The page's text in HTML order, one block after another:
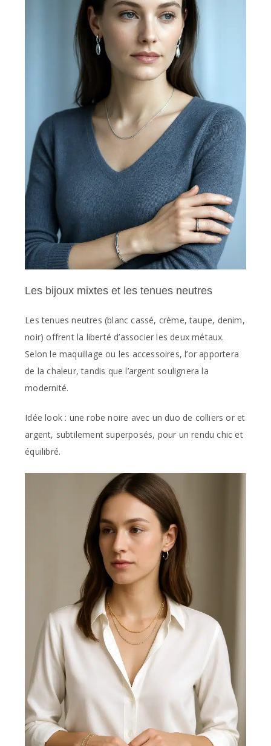
Les bijoux mixtes et les tenues neutres
Les tenues neutres (blanc cassé, crème, taupe, denim,
noir) offrent la liberté d’associer les deux métaux.
Selon le maquillage ou les accessoires, l’or apportera
de la chaleur, tandis que l’argent soulignera la
modernité.
Idée look : une robe noire avec un duo de colliers or et
argent, subtilement superposés, pour un rendu chic et
équilibré.